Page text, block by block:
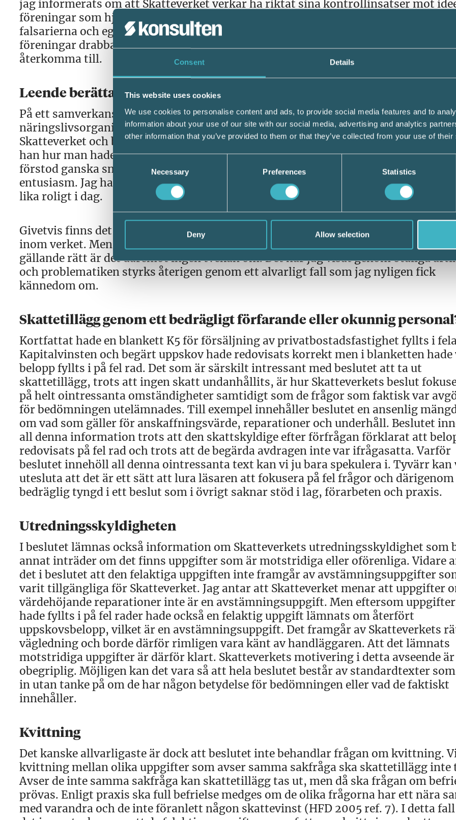
Consent Details
This website uses cookies
We use cookies to personalise content and ads, to provide social media features and to
information about your use of our site with our social media, advertising and analytics
other information that you’ve provided to them or that they’ve collected from your use of
Consent
Selection
Necessary Preferences Statistics
Deny Allow selection
jag informerats om att Skatteverket verkar ha riktat sina kontrollinsatser mot
föreningar som hjälper de människor som har det svårast i samhället. Med rena
falsarierna och egenpåhittad rättstillämpning har flera dessa för samhället viktiga
föreningar drabbats. Denna kontrollinsats är en något som jag kommer att
återkomma till.
Leende berättade han hur de tävlade i att påföra skattetillägg
På ett samverkansmöte mellan Skatteverket och ett femtontal olika
näringslivsorganisationer hamnade jag vid fikabordet med en ung man som just
Skatteverket och börjat på en av de större redovisningsbyråerna. Skrattande
han hur man hade tävlat om vem som kunde påföra flest skattetillägg. Jag tror
förstod ganska snart att jag och övriga närvarande vid bordet inte delade hans
entusiasm. Jag har ofta funderat om han är kvar i näringslivet och om han tycker
lika roligt i dag.
Givetvis finns det ingen anledning att tro att det är något som generellt
inom verket. Men att det finns en osund kultur där skattetillägg påförs utan
gällande rätt är det däremot ingen tvekan om. Det har jag visat genom otaliga
och problematiken styrks återigen genom ett alvarligt fall som jag nyligen fick
kännedom om.
Skattetillägg genom ett bedrägligt förfarande eller okunnig
Kortfattat hade en blankett K5 för försäljning av privatbostadsfastighet fyllts i
Kapitalvinsten och begärt uppskov hade redovisats korrekt men i blanketten hade
belopp fyllts i på fel rad. Det som är särskilt intressant med beslutet att ta ut
skattetillägg, trots att ingen skatt undanhållits, är hur Skatteverkets beslut
på helt ointressanta omständigheter samtidigt som de frågor som faktisk var
för bedömningen utelämnades. Till exempel innehåller beslutet en ansenlig
om vad som gäller för anskaffningsvärde, reparationer och underhåll. Beslutet
all denna information trots att den skattskyldige efter förfrågan förklarat att
redovisats på fel rad och trots att de begärda avdragen inte var ifrågasatta. Varför
beslutet innehöll all denna ointressanta text kan vi ju bara spekulera i. Tyvärr kan
utesluta att det är ett sätt att lura läsaren att fokusera på fel frågor och därigenom
bedräglig tyngd i ett beslut som i övrigt saknar stöd i lag, förarbeten och praxis.
Utredningsskyldigheten
I beslutet lämnas också information om Skatteverkets utredningsskyldighet som
annat inträder om det finns uppgifter som är motstridiga eller oförenliga. Vidare
det i beslutet att den felaktiga uppgiften inte framgår av avstämningsuppgifter
varit tillgängliga för Skatteverket. Jag antar att Skatteverket menar att uppgifter
värdehöjande reparationer inte är en avstämningsuppgift. Men eftersom
hade fyllts i på fel rader hade också en felaktig uppgift lämnats om återfört
uppskovsbelopp, vilket är en avstämningsuppgift. Det framgår av Skatteverkets
vägledning och borde därför rimligen vara känt av handläggaren. Att det lämnats
motstridiga uppgifter är därför klart. Skatteverkets motivering i detta avseende
obegriplig. Möjligen kan det vara så att hela beslutet består av standardtexter
in utan tanke på om de har någon betydelse för bedömningen eller vad de faktiskt
innehåller.
Kvittning
Det kanske allvarligaste är dock att beslutet inte behandlar frågan om kvittning.
kvittning mellan olika uppgifter som avser samma sakfråga ska skattetillägg inte
Avser de inte samma sakfråga kan skattetillägg tas ut, men då ska frågan om
prövas. Enligt praxis ska full befrielse medges om de olika frågorna har ett nära
med varandra och de inte föranlett någon skattevinst (HFD 2005 ref. 7). I detta